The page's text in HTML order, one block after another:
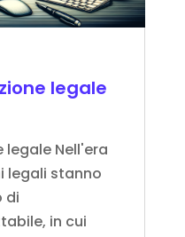
legale
legale Nell'era
legali stanno
di
in cui